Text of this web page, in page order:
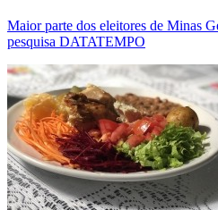
Maior parte dos eleitores de Minas
pesquisa DATATEMPO